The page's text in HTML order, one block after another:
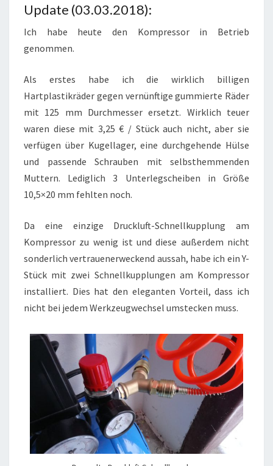
Update (03.03.2018):
Ich habe heute den Kompressor in Betrieb
genommen.
Als erstes habe ich die wirklich billigen
Hartplastikräder gegen vernünftige gummierte Räder
mit 125 mm Durchmesser ersetzt. Wirklich teuer
waren diese mit 3,25 € / Stück auch nicht, aber sie
verfügen über Kugellager, eine durchgehende Hülse
und passende Schrauben mit selbsthemmenden
Muttern. Lediglich 3 Unterlegscheiben in Größe
10,5×20 mm fehlten noch.
Da eine einzige Druckluft-Schnellkupplung am
Kompressor zu wenig ist und diese außerdem nicht
sonderlich vertrauenerweckend aussah, habe ich ein Y-
Stück mit zwei Schnellkupplungen am Kompressor
installiert. Dies hat den eleganten Vorteil, dass ich
nicht bei jedem Werkzeugwechsel umstecken muss.